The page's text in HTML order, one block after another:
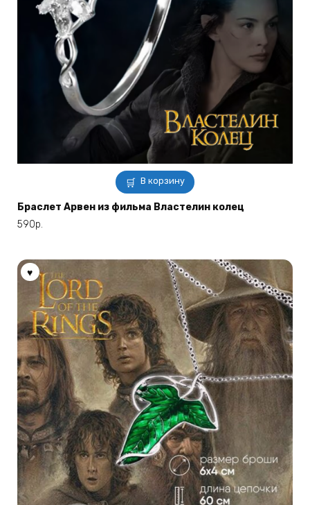
В корзину
Браслет Арвен из фильма Властелин колец
590р.